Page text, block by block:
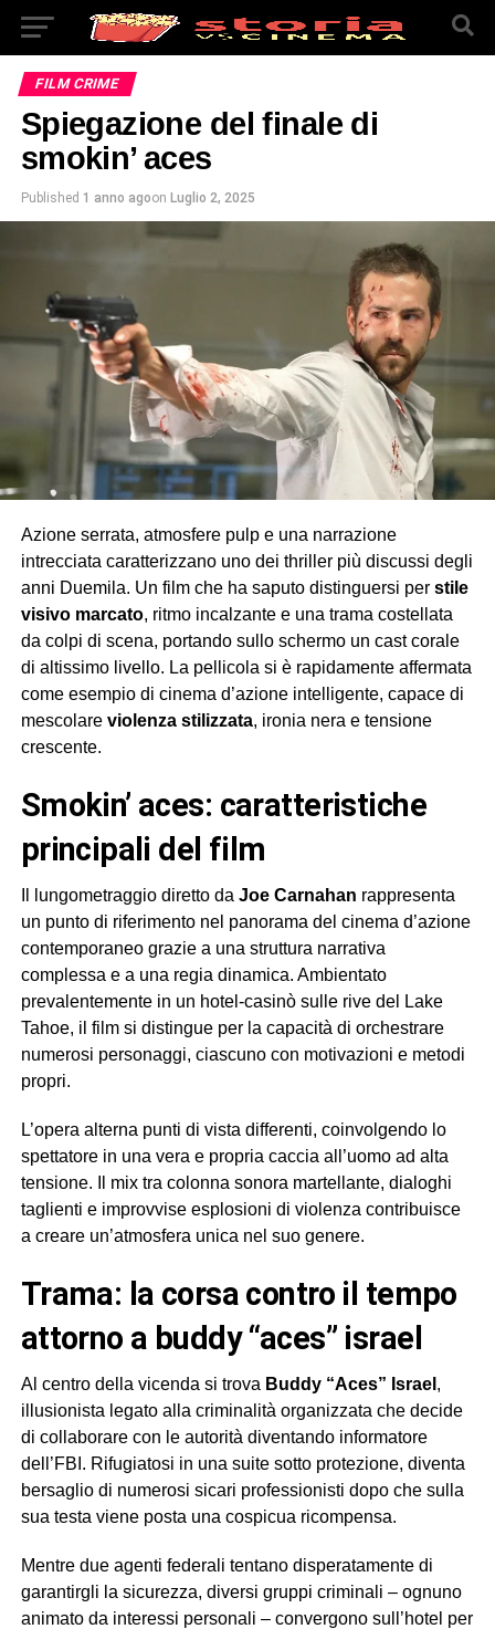
FILM CRIME
Spiegazione del finale di
smokin’ aces
Published 1 anno agoon Luglio 2, 2025
Azione serrata, atmosfere pulp e una narrazione
intrecciata caratterizzano uno dei thriller più discussi degli
anni Duemila. Un film che ha saputo distinguersi per stile
visivo marcato, ritmo incalzante e una trama costellata
da colpi di scena, portando sullo schermo un cast corale
di altissimo livello. La pellicola si è rapidamente affermata
come esempio di cinema d’azione intelligente, capace di
mescolare violenza stilizzata, ironia nera e tensione
crescente.
smokin’ aces: caratteristiche
principali del film
Il lungometraggio diretto da Joe Carnahan rappresenta
un punto di riferimento nel panorama del cinema d’azione
contemporaneo grazie a una struttura narrativa
complessa e a una regia dinamica. Ambientato
prevalentemente in un hotel-casinò sulle rive del Lake
Tahoe, il film si distingue per la capacità di orchestrare
numerosi personaggi, ciascuno con motivazioni e metodi
propri.
L’opera alterna punti di vista differenti, coinvolgendo lo
spettatore in una vera e propria caccia all’uomo ad alta
tensione. Il mix tra colonna sonora martellante, dialoghi
taglienti e improvvise esplosioni di violenza contribuisce
a creare un’atmosfera unica nel suo genere.
trama: la corsa contro il tempo
attorno a buddy “aces” israel
Al centro della vicenda si trova Buddy “Aces” Israel ,
illusionista legato alla criminalità organizzata che decide
di collaborare con le autorità diventando informatore
dell’FBI. Rifugiatosi in una suite sotto protezione, diventa
bersaglio di numerosi sicari professionisti dopo che sulla
sua testa viene posta una cospicua ricompensa.
Mentre due agenti federali tentano disperatamente di
garantirgli la sicurezza, diversi gruppi criminali – ognuno
animato da interessi personali – convergono sull’hotel per